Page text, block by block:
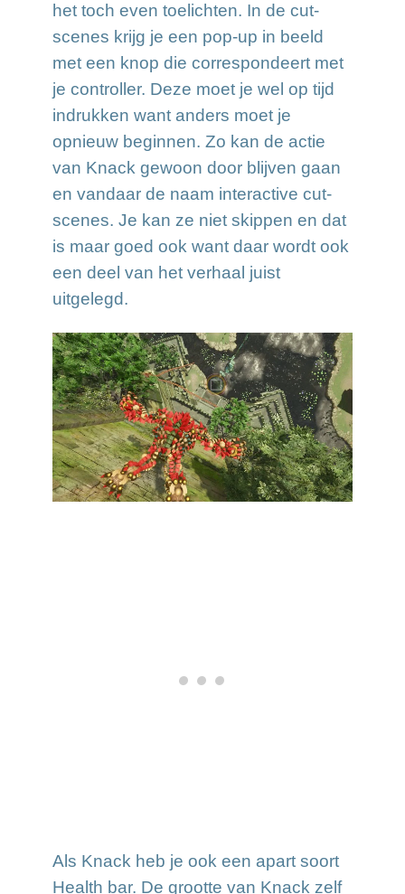
het toch even toelichten. In de cut-
scenes krijg je een pop-up in beeld
met een knop die correspondeert met
je controller. Deze moet je wel op tijd
indrukken want anders moet je
opnieuw beginnen. Zo kan de actie
van Knack gewoon door blijven gaan
en vandaar de naam interactive cut-
scenes. Je kan ze niet skippen en dat
is maar goed ook want daar wordt ook
een deel van het verhaal juist
uitgelegd.
Als Knack heb je ook een apart soort
Health bar. De grootte van Knack zelf